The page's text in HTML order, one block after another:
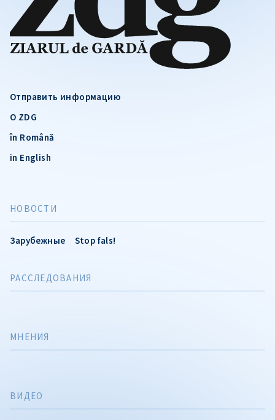
Отправить информацию
О ZDG
în Română
in English
НОВОСТИ
Зарубежные Stop fals!
РАССЛЕДОВАНИЯ
МНЕНИЯ
ВИДЕО